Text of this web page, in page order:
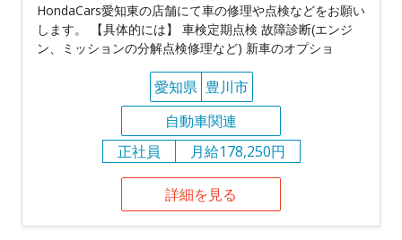
HondaCars愛知東の店舗にて車の修理や点検などをお願い
します。 【具体的には】 車検定期点検 故障診断(エンジ
ン、ミッションの分解点検修理など) 新車のオプショ
愛知県 豊川市
自動車関連
正社員
月給178,250円
詳細を見る